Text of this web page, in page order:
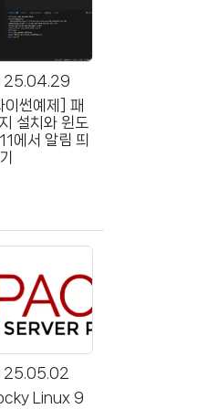
25.04.29
이썬예제] 패
설치와 윈도
에서 알림 띄
25.05.02
Linux 9